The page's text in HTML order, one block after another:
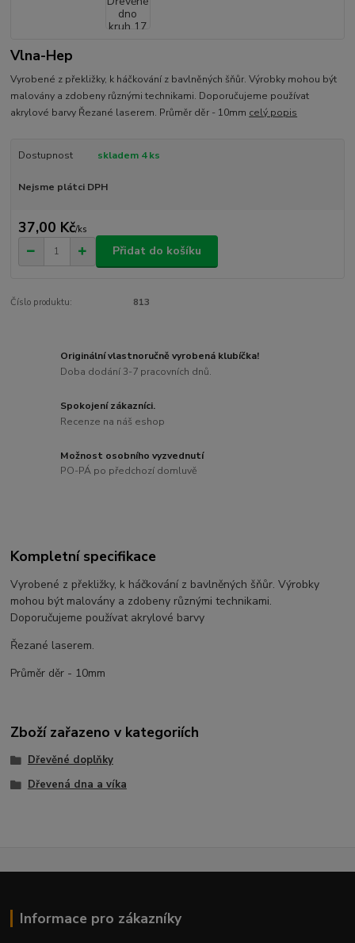
Vlna-Hep
Vyrobené z překližky, k háčkování z bavlněných šňůr. Výrobky mohou být
malovány a zdobeny různými technikami. Doporučujeme používat
akrylové barvy Řezané laserem. Průměr děr - 10mm celý popis
Dostupnost skladem 4 ks
Nejsme plátci DPH
37,00 Kč/ks
Přidat do košíku
Číslo produktu: 813
Originální vlastnoručně vyrobená klubíčka!
Doba dodání 3-7 pracovních dnů.
Spokojení zákazníci.
Recenze na náš eshop
Možnost osobního vyzvednutí
PO-PÁ po předchozí domluvě
Kompletní specifikace
Vyrobené z překližky, k háčkování z bavlněných šňůr. Výrobky
mohou být malovány a zdobeny různými technikami.
Doporučujeme používat akrylové barvy
Řezané laserem.
Průměr děr - 10mm
Zboží zařazeno v kategoriích
Dřevěné doplňky
Dřevená dna a víka
Informace pro zákazníky